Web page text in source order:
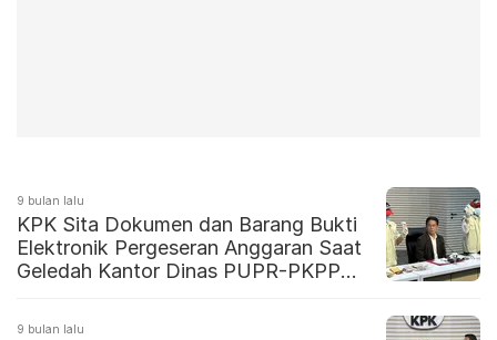
9 bulan lalu
KPK Sita Dokumen dan Barang Bukti
Elektronik Pergeseran Anggaran Saat
Geledah Kantor Dinas PUPR-PKPP
9 bulan lalu